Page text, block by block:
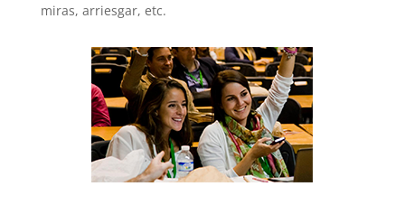
miras, arriesgar, etc.